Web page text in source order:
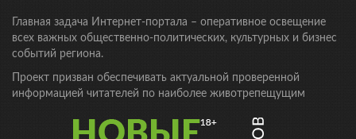
Главная задача Интернет-портала – оперативное освещение
всех важных общественно-политических, культурных и бизнес
событий региона.
Проект призван обеспечивать актуальной проверенной
информацией читателей по наиболее животрепещущим